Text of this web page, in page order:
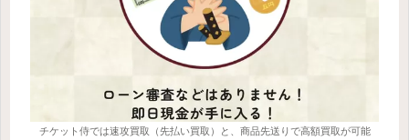
チケット侍では速攻買取（先払い買取）と、商品先送りで高額買取が可能